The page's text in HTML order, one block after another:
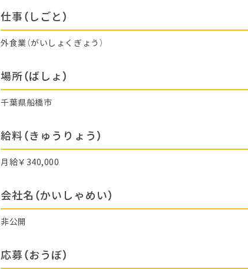
仕事（しごと）
外食業（がいしょくぎょう）
場所（ばしょ）
千葉県船橋市
給料（きゅうりょう）
月給￥340,000
会社名（かいしゃめい）
非公開
応募（おうぼ）